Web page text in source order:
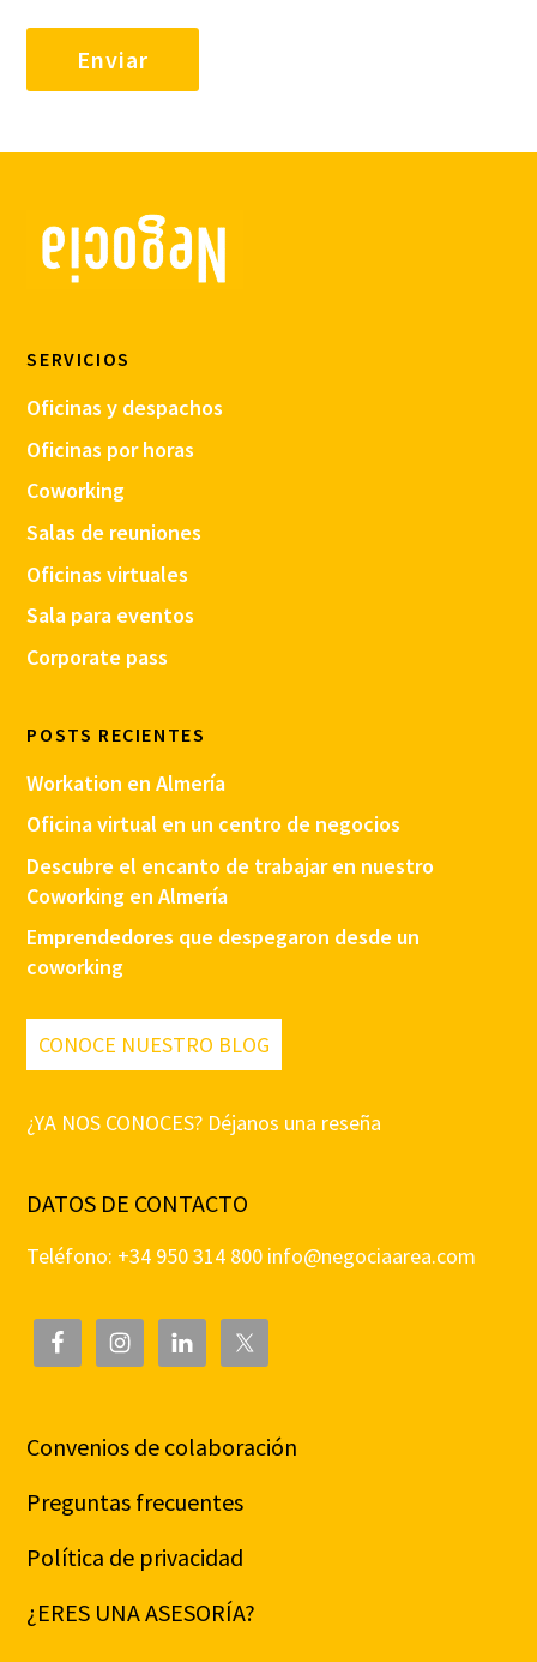
SERVICIOS
Oficinas y despachos
Oficinas por horas
Coworking
Salas de reuniones
Oficinas virtuales
Sala para eventos
Corporate pass
POSTS RECIENTES
Workation en Almería
Oficina virtual en un centro de negocios
Descubre el encanto de trabajar en nuestro
Coworking en Almería
Emprendedores que despegaron desde un
coworking
CONOCE NUESTRO BLOG
¿YA NOS CONOCES? Déjanos una reseña
DATOS DE CONTACTO
Teléfono: +34 950 314 800 info@negociaarea.com
Convenios de colaboración
Preguntas frecuentes
Política de privacidad
¿ERES UNA ASESORÍA?